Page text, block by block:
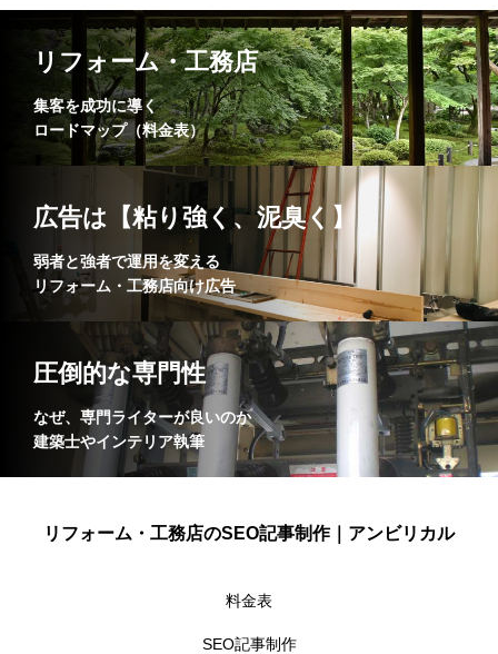
リフォーム・工務店
集客を成功に導く
ロードマップ（料金表）
広告は【粘り強く、泥臭く】
弱者と強者で運用を変える
リフォーム・工務店向け広告
圧倒的な専門性
なぜ、専門ライターが良いのか
建築士やインテリア執筆
リフォーム・工務店のSEO記事制作｜アンビリカル
料金表
SEO記事制作